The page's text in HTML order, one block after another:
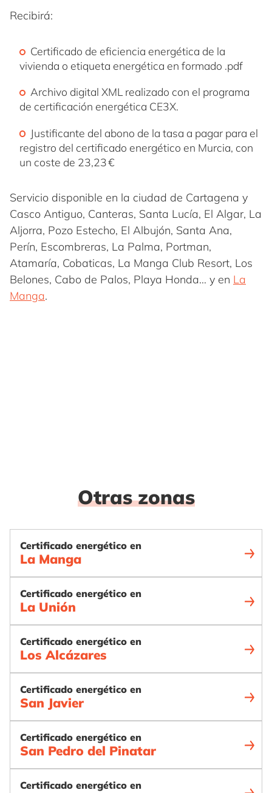
Recibirá:
Certificado de eficiencia energética de la
vivienda o etiqueta energética en formado .pdf
Archivo digital XML realizado con el programa
de certificación energética CE3X.
Justificante del abono de la tasa a pagar para el
registro del certificado energético en Murcia, con
un coste de 23,23 €
Servicio disponible en la ciudad de Cartagena y
Casco Antiguo, Canteras, Santa Lucía, El Algar, La
Aljorra, Pozo Estecho, El Albujón, Santa Ana,
Perín, Escombreras, La Palma, Portman,
Atamaría, Cobaticas, La Manga Club Resort, Los
Belones, Cabo de Palos, Playa Honda… y en La
Manga.
Otras zonas
Certificado energético en
La Manga
Certificado energético en
La Unión
Certificado energético en
Los Alcázares
Certificado energético en
San Javier
Certificado energético en
San Pedro del Pinatar
Certificado energético en